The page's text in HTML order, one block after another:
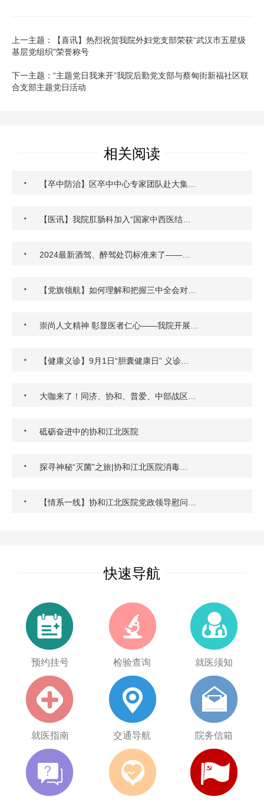
上一主题：【喜讯】热烈祝贺我院外妇党支部荣获“武汉市五星级
基层党组织”荣誉称号
下一主题：“主题党日我来开”我院后勤党支部与蔡甸街新福社区联
合支部主题党日活动
相关阅读
· 【卒中防治】区卒中中心专家团队赴大集…
· 【医讯】我院肛肠科加入“国家中西医结…
· 2024最新酒驾、醉驾处罚标准来了——…
· 【党旗领航】如何理解和把握三中全会对…
· 崇尚人文精神 彰显医者仁心——我院开展…
· 【健康义诊】9月1日“胆囊健康日” 义诊…
· 大咖来了！同济、协和、普爱、中部战区…
· 砥砺奋进中的协和江北医院
· 探寻神秘“灭菌”之旅|协和江北医院消毒…
· 【情系一线】协和江北医院党政领导慰问…
快速导航
预约挂号 检验查询 就医须知
就医指南 交通导航 院务信箱